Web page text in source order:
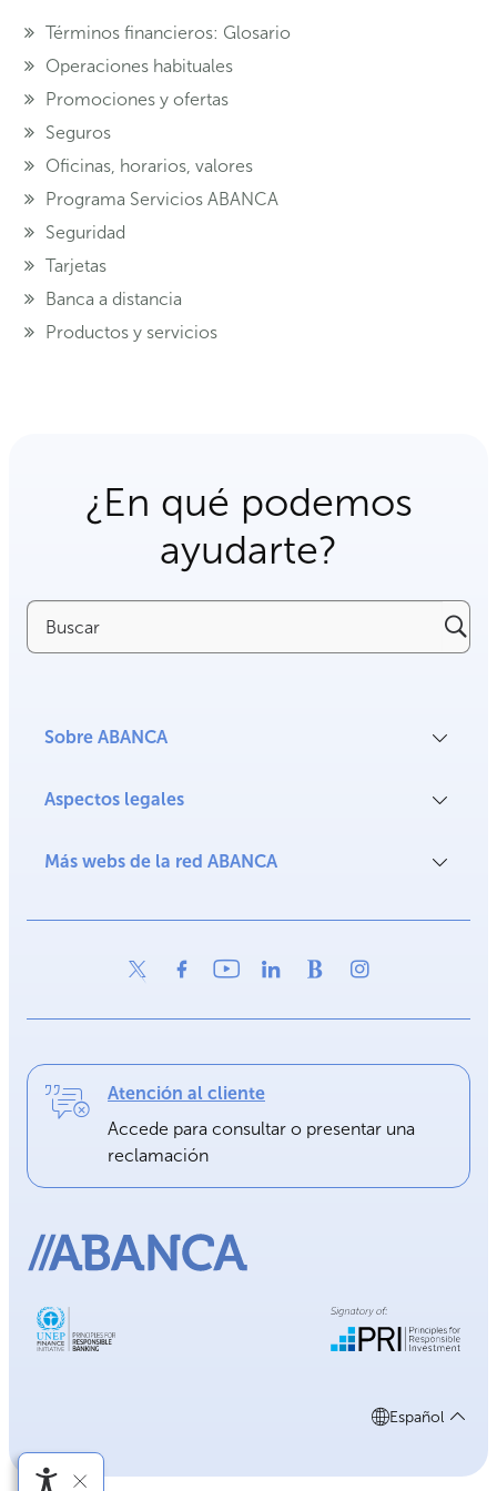
Términos financieros: Glosario
Operaciones habituales
Promociones y ofertas
Seguros
Oficinas, horarios, valores
Programa Servicios ABANCA
Seguridad
Tarjetas
Banca a distancia
Productos y servicios
¿En qué podemos
ayudarte?
Buscar
Sobre ABANCA
Aspectos legales
Más webs de la red ABANCA
Atención al cliente
Accede para consultar o presentar una
reclamación
Español